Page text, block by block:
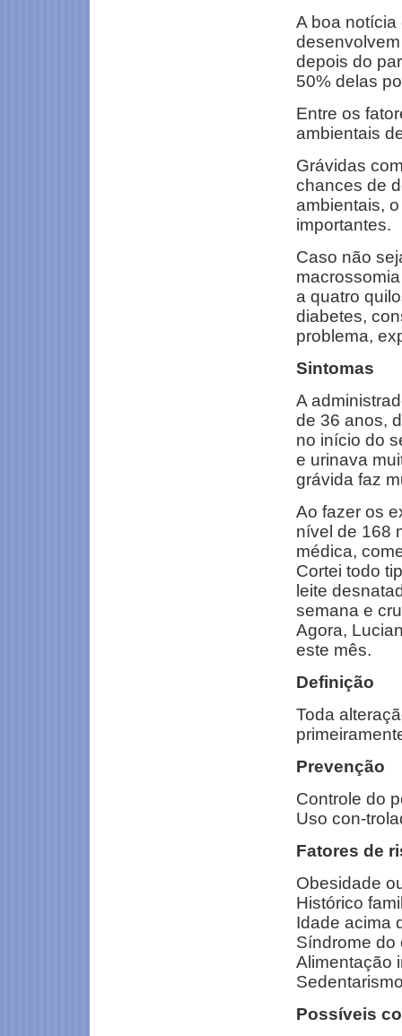
A boa
depois do
50% delas
Entre os
ambientais
Grávidas
chances de
ambientais,
importantes.
Caso não
a quatro
diabetes,
problema,
Sintomas
A
de 36 anos,
no início do
e urinava
grávida faz
Ao fazer os
nível de 168
médica,
Cortei todo
leite
semana e
Agora,
este mês.
Definição
Toda
Prevenção
Controle do
Uso con-
Fatores de
Obesidade
Histórico
Idade acima
Síndrome do
Alimentação
Possíveis